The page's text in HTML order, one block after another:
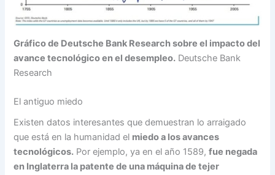
Gráfico de Deutsche Bank Research sobre el impacto del
avance tecnológico en el desempleo. Deutsche Bank
Research
El antiguo miedo
Existen datos interesantes que demuestran lo arraigado
que está en la humanidad el miedo a los avances
tecnológicos. Por ejemplo, ya en el año 1589,fue negada
en Inglaterra la patente de una máquina de tejer